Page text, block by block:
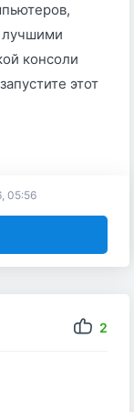
лучшими
консоли
этот
05:56
2